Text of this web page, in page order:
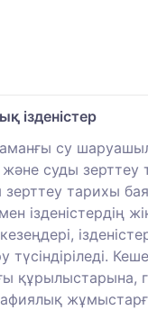
ізденістер
су
суды зерттеу
зерттеу тарихы
ізденістердің
құрылыстарына,